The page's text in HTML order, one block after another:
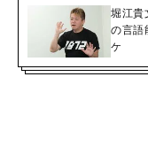
堀江貴
の言語
ケ